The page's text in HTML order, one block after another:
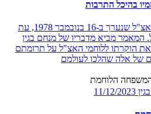
מאמר עיתון המסקר כנס חברי אצ"ל שנערך ב-16 בנובמבר 1978, עת
המאמר מביא מדבריו של מנחם בגין
הוקרתו ללוחמי האצ"ל על תרומתם
של אלה שהלכו לעולמם
הלוחמת
11/12/2023